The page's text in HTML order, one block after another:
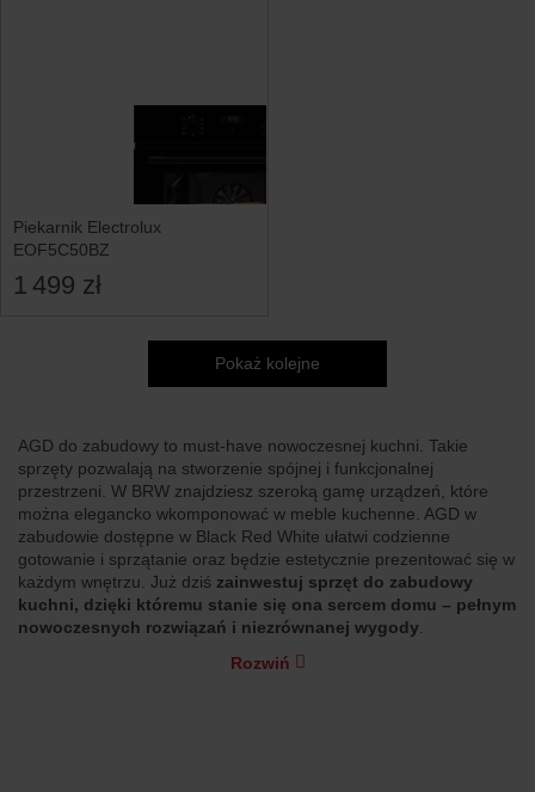
Piekarnik Electrolux
EOF5C50BZ
1 499 zł
Pokaż kolejne
AGD do zabudowy to must-have nowoczesnej kuchni. Takie
sprzęty pozwalają na stworzenie spójnej i funkcjonalnej
przestrzeni. W BRW znajdziesz szeroką gamę urządzeń, które
można elegancko wkomponować w meble kuchenne. AGD w
zabudowie dostępne w Black Red White ułatwi codzienne
gotowanie i sprzątanie oraz będzie estetycznie prezentować się w
każdym wnętrzu. Już dziś zainwestuj sprzęt do zabudowy
kuchni, dzięki któremu stanie się ona sercem domu – pełnym
nowoczesnych rozwiązań i niezrównanej wygody
Rozwiń